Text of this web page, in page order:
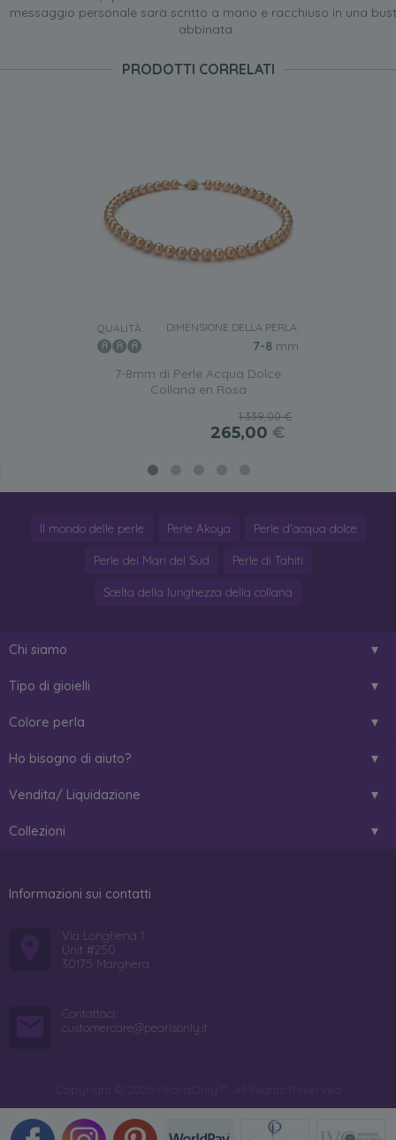
messaggio personale sarà scritto a mano e racchiuso in una
abbinata.
PRODOTTI CORRELATI
QUALITÀ: DIMENSIONE DELLA PERLA:
7-8 mm
7-8mm di Perle Acqua Dolce
Collana en Rosa
1.339,00 €
265,00 €
Il mondo delle perle Perle Akoya Perle d'acqua dolce
Perle dei Mari del Sud Perle di Tahiti
Scelta della lunghezza della collana
Chi siamo
Tipo di gioielli
Colore perla
Ho bisogno di aiuto?
Vendita/ Liquidazione
Collezioni
Informazioni sui contatti
Via Longhena 1
Unit #250
30175 Marghera
Contattaci:
customercare@pearlsonly.it